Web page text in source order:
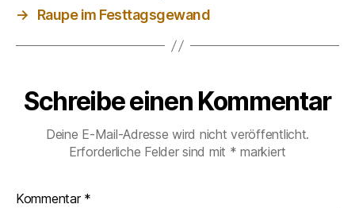
→
Raupe im Festtagsgewand
Schreibe einen Kommentar
Deine E-Mail-Adresse wird nicht veröffentlicht.
Erforderliche Felder sind mit * markiert
Kommentar *